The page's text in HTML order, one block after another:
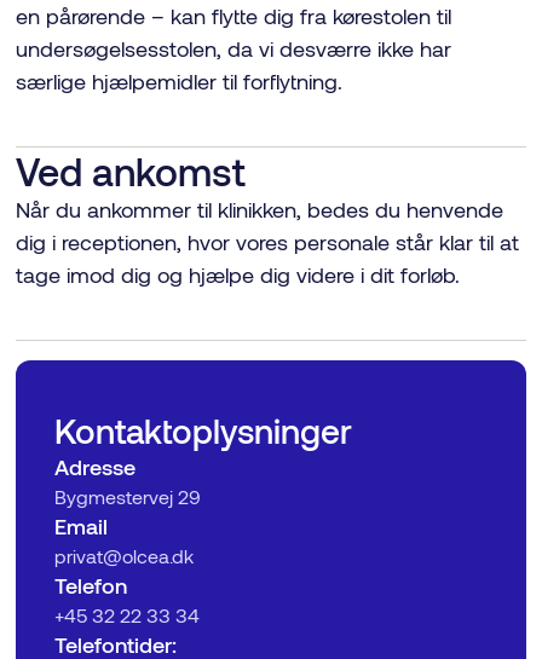
en pårørende – kan flytte dig fra kørestolen til
undersøgelsesstolen, da vi desværre ikke har
særlige hjælpemidler til forflytning.
Ved ankomst
Når du ankommer til klinikken, bedes du henvende
dig i receptionen, hvor vores personale står klar til at
tage imod dig og hjælpe dig videre i dit forløb.
Kontaktoplysninger
Adresse
Bygmestervej 29
Email
privat@olcea.dk
Telefon
‍+45 32 22 33 34
Telefontider: